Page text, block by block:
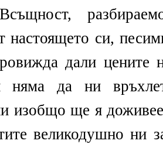
настоящето си,
дали цените
няма да ни
изобщо ще я
великодушно ни